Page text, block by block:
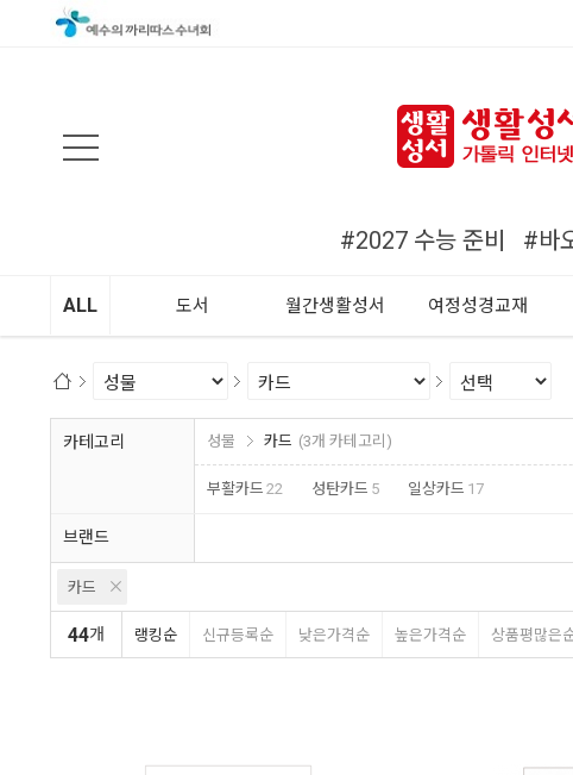
#2027 수능 준비 #바
ALL 도서 월간생활성서 여정성경교재
카테고리 성물 카드 (3개 카테고리)
부활카드 22 성탄카드 5 일상카드 17
브랜드
카드
44개 랭킹순 신규등록순 낮은가격순 높은가격순 상품평많은